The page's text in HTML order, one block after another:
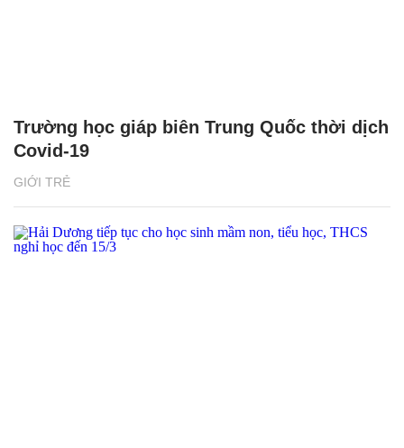
GIỚI TRẺ
Trường học giáp biên Trung Quốc thời dịch
Covid-19